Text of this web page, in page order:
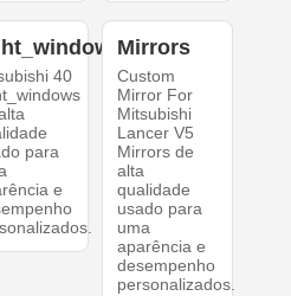
40
para
e
Mirrors
Custom
Mirror For
Mitsubishi
Lancer V5
Mirrors de
alta
qualidade
usado para
uma
aparência e
desempenho
personalizados.